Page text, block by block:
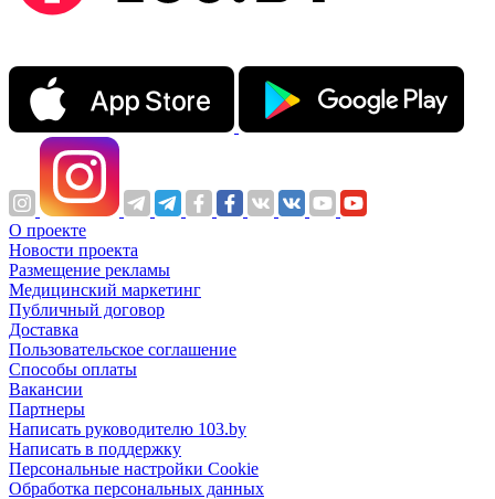
О проекте
Новости проекта
Размещение рекламы
Медицинский маркетинг
Публичный договор
Доставка
Пользовательское соглашение
Способы оплаты
Вакансии
Партнеры
Написать руководителю 103.by
Написать в поддержку
Персональные настройки Cookie
Обработка персональных данных